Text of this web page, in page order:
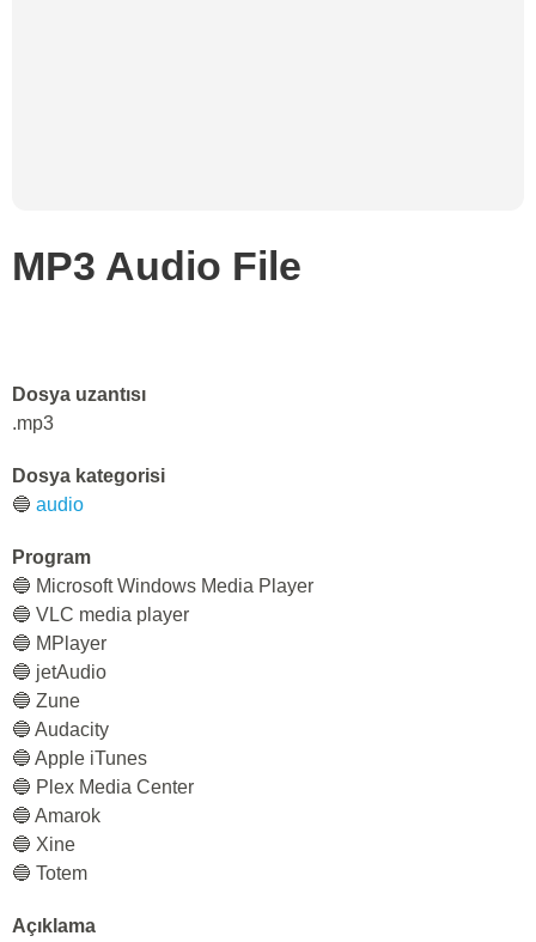
MP3 Audio File
Dosya uzantısı
.mp3
Dosya kategorisi
🔵 audio
Program
🔵 Microsoft Windows Media Player
🔵 VLC media player
🔵 MPlayer
🔵 jetAudio
🔵 Zune
🔵 Audacity
🔵 Apple iTunes
🔵 Plex Media Center
🔵 Amarok
🔵 Xine
🔵 Totem
Açıklama